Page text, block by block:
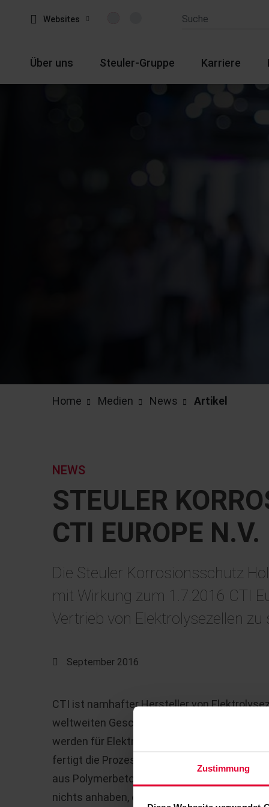
Zustimmung
Websites
Über uns Steuler-Gruppe Karriere
Home Medien News Artikel
STEULER
CTI EUROPE N.V.
NEWS
Die Steuler Korrosionsschutz
mit Wirkung zum 1.7.2016 CTI
Vertrieb von Elektrolysezellen zu
September 2016
CTI ist namhafter Hersteller von
weltweiten Geschäftsbeziehungen. Die 4-12
werden für Elektrolyseprozesse in der Zink-
fertigt die Prozessbehälter auf Basis einer
aus Polymerbeton. Beschädigungen an der
nichts anhaben, er ist durchgängig mit